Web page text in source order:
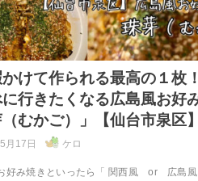
けて作られる最高の１枚
に行きたくなる広島風お好
（むかご）」【仙台市泉区】
月17日 ケロ
好み焼きといったら「 関西風 or 広島風